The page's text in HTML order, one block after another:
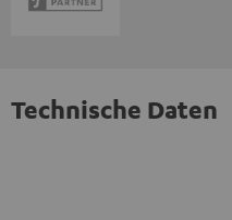
Technische Daten